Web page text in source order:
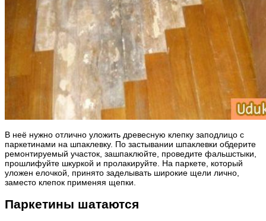
В неё нужно отлично уложить древесную клепку заподлицо с
паркетинами на шпаклевку. По застывании шпаклевки обдерите
ремонтируемый участок, зашпаклюйте, проведите фальшстыки,
прошлифуйте шкуркой и пролакируйте. На паркете, который
уложен елочкой, принято заделывать широкие щели лично,
заместо клепок применяя щепки.
Паркетины шатаются